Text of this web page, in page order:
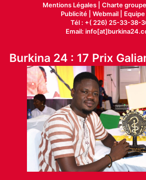
Mentions Légales | Charte groupe
Publicité| Webmail |
Tél : +( 226) 25-33-38-
Email:
Burkina 24 : 17 Prix